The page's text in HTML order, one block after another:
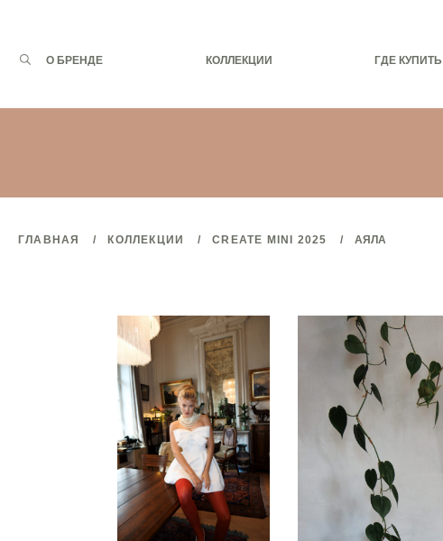
Запрос
О БРЕНДЕ КОЛЛЕКЦИИ ГДЕ КУПИТЬ
ГЛАВНАЯ КОЛЛЕКЦИИ CREATE MINI 2025 АЯЛА